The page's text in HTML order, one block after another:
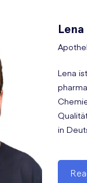
dass sie
Bei bestimmten
Lena
Lena
in